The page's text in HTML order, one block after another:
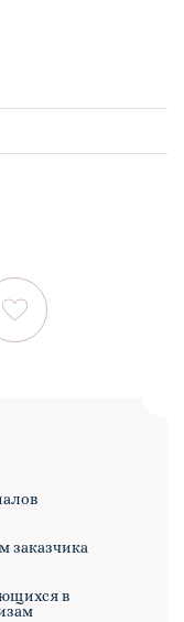
заказчика
в